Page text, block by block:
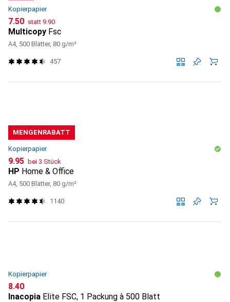
Kopierpapier
CHF
7.50 statt CHF
9.90
Multicopy Fsc
A4, 500 Blätter, 80 g/m²
457
MENGENRABATT
Kopierpapier
CHF
9.95 bei 3 Stück
HP Home & Office
A4, 500 Blätter, 80 g/m²
1140
Kopierpapier
CHF
8.40
Inacopia Elite FSC, 1 Packung à 500 Blatt